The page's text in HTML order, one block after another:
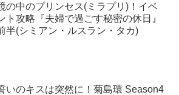
の中のプリンセス(ミラプリ)！イベ
ト攻略『夫婦で過ごす秘密の休日』
半(シミアン・ルスラン・タカ)
いのキスは突然に！菊島環 Season4